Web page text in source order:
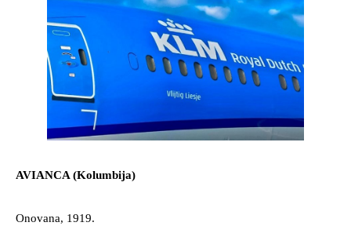
AVIANCA (Kolumbija)
Onovana, 1919.